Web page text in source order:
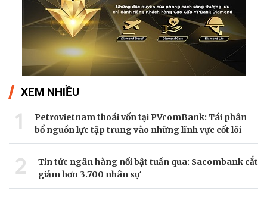
XEM NHIỀU
1
Petrovietnam thoái vốn tại PVcomBank: Tái phân
bổ nguồn lực tập trung vào những lĩnh vực cốt lõi
2
Tin tức ngân hàng nổi bật tuần qua: Sacombank cắt
giảm hơn 3.700 nhân sự